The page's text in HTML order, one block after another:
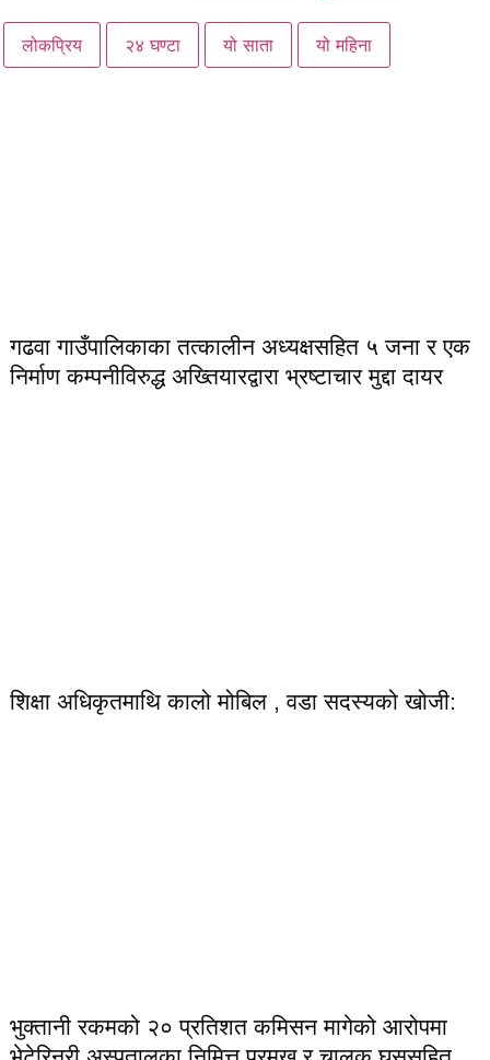
लोकप्रिय २४ घण्टा यो साता यो महिना
गढवा गाउँपालिकाका तत्कालीन अध्यक्षसहित ५ जना र एक
निर्माण कम्पनीविरुद्ध अख्तियारद्वारा भ्रष्टाचार मुद्दा दायर
शिक्षा अधिकृतमाथि कालो मोबिल , वडा सदस्यको खोजी:
भुक्तानी रकमको २० प्रतिशत कमिसन मागेको आरोपमा